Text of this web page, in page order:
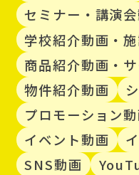
セミナー・講演
学校紹介動画・
商品紹介動画・
物件紹介動画
プロモーション
イベント動画
SNS動画